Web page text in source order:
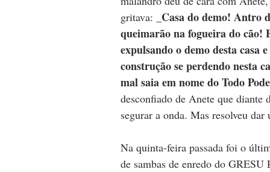
gritava: _ Casa do demo! Antro
queimarão na fogueira do cão!
expulsando o demo desta casa
construção se perdendo nesta
mal saia em nome do Todo
desconfiado de Anete que diante
segurar a onda. Mas resolveu dar
Na quinta-feira passada foi o
de sambas de enredo do